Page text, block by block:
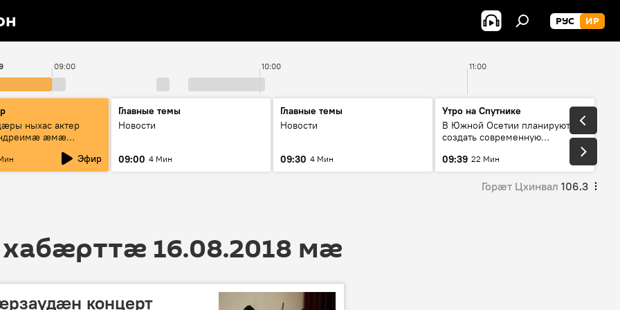
РУС ИР
09:00 10:00 11:00
ныхас актер
æмæ
рæстагон
Эфир
Главные темы
Новости
09:00 4 Мин
Главные темы
Новости
09:30 4 Мин
Утро на Спутнике
В Южной Осетии планируют
создать современную
09:39 22 Мин
Горӕт Цхинвал 106.3
16.08.2018 мӕ
концерт